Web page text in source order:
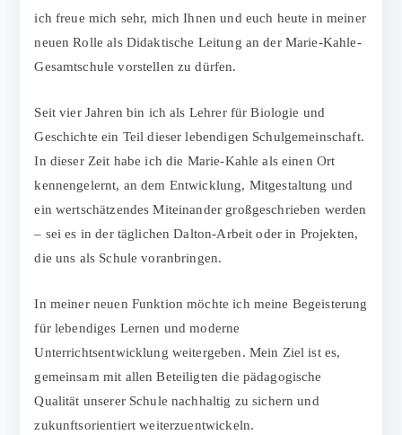
ich freue mich sehr, mich Ihnen und euch heute in meiner
neuen Rolle als Didaktische Leitung an der Marie-Kahle-
Gesamtschule vorstellen zu dürfen.
Seit vier Jahren bin ich als Lehrer für Biologie und
Geschichte ein Teil dieser lebendigen Schulgemeinschaft.
In dieser Zeit habe ich die Marie-Kahle als einen Ort
kennengelernt, an dem Entwicklung, Mitgestaltung und
ein wertschätzendes Miteinander großgeschrieben werden
– sei es in der täglichen Dalton-Arbeit oder in Projekten,
die uns als Schule voranbringen.
In meiner neuen Funktion möchte ich meine Begeisterung
für lebendiges Lernen und moderne
Unterrichtsentwicklung weitergeben. Mein Ziel ist es,
gemeinsam mit allen Beteiligten die pädagogische
Qualität unserer Schule nachhaltig zu sichern und
zukunftsorientiert weiterzuentwickeln.